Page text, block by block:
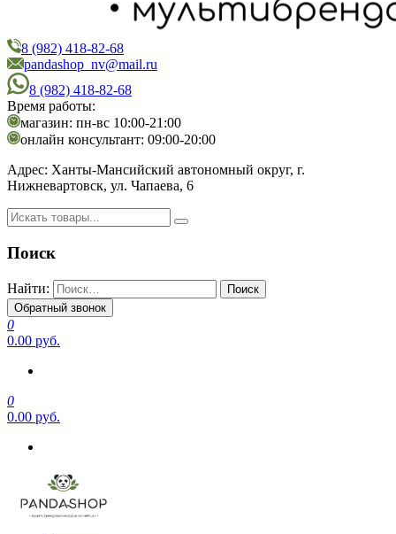
PandaShop
Интернет-магазин косметики
8 (982) 418-82-68
pandashop_nv@mail.ru
8 (982) 418-82-68
Время работы:
магазин: пн-вс 10:00-21:00
онлайн консультант: 09:00-20:00
Адрес: Ханты-Мансийский автономный округ, г.
Нижневартовск, ул. Чапаева, 6
Поиск
Найти:
Обратный звонок
0
0.00 руб.
0
0.00 руб.